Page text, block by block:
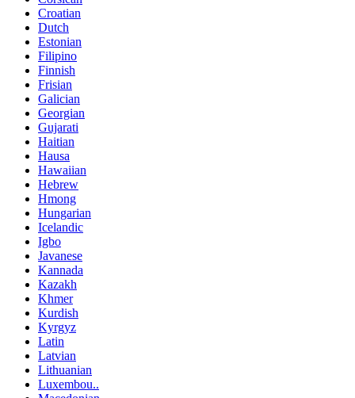
Croatian
Dutch
Estonian
Filipino
Finnish
Frisian
Galician
Georgian
Gujarati
Haitian
Hausa
Hawaiian
Hebrew
Hmong
Hungarian
Icelandic
Igbo
Javanese
Kannada
Kazakh
Khmer
Kurdish
Kyrgyz
Latin
Latvian
Lithuanian
Luxembou..